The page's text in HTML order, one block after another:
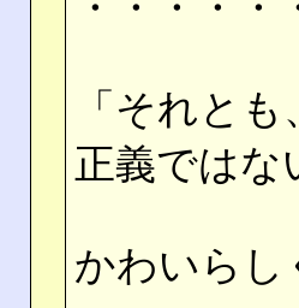
「それと
正義ではな
かわいらし